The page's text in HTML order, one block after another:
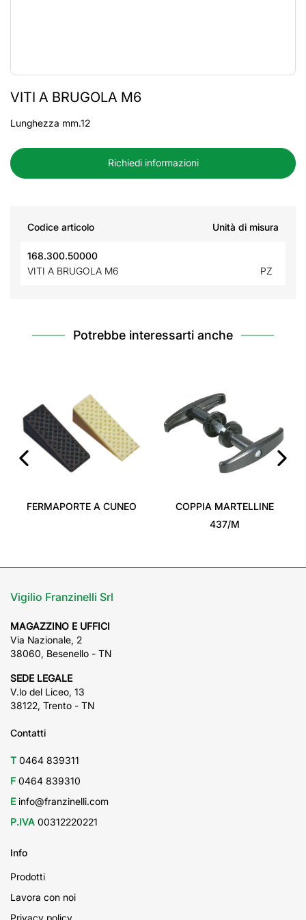
VITI A BRUGOLA M6
Lunghezza mm.12
Richiedi informazioni
Codice articolo Unità di misura
168.300.50000
VITI A BRUGOLA M6
PZ
Potrebbe interessarti anche
FERMAPORTE A CUNEO
COPPIA MARTELLINE
437/M
Vigilio Franzinelli Srl
MAGAZZINO E UFFICI
Via Nazionale, 2
38060, Besenello - TN
SEDE LEGALE
V.lo del Liceo, 13
38122, Trento - TN
Contatti
T 0464 839311
F 0464 839310
E info@franzinelli.com
P.IVA 00312220221
Info
Prodotti
Lavora con noi
Privacy policy